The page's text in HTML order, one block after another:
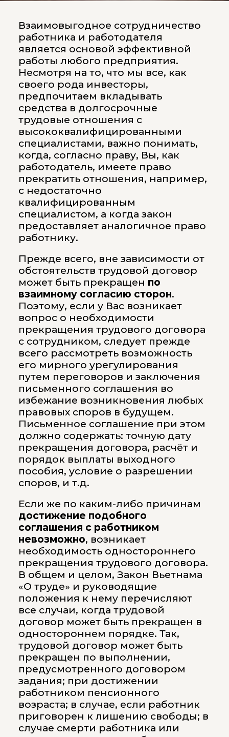
Взаимовыгодное сотрудничество
работника и работодателя
является основой эффективной
работы любого предприятия.
Несмотря на то, что мы все, как
своего рода инвесторы,
предпочитаем вкладывать
средства в долгосрочные
трудовые отношения с
высококвалифицированными
специалистами, важно понимать,
когда, согласно праву, Вы, как
работодатель, имеете право
прекратить отношения, например,
с недостаточно
квалифицированным
специалистом, а когда закон
предоставляет аналогичное право
работнику.
Прежде всего, вне зависимости от
обстоятельств трудовой договор
может быть прекращен по
взаимному согласию сторон.
Поэтому, если у Вас возникает
вопрос о необходимости
прекращения трудового договора
с сотрудником, следует прежде
всего рассмотреть возможность
его мирного урегулирования
путем переговоров и заключения
письменного соглашения во
избежание возникновения любых
правовых споров в будущем.
Письменное соглашение при этом
должно содержать: точную дату
прекращения договора, расчёт и
порядок выплаты выходного
пособия, условие о разрешении
споров, и т.д.
Если же по каким-либо причинам
достижение подобного
соглашения с работником
невозможно, возникает
необходимость одностороннего
прекращения трудового договора.
В общем и целом, Закон Вьетнама
«О труде» и руководящие
положения к нему перечисляют
все случаи, когда трудовой
договор может быть прекращен в
одностороннем порядке. Так,
трудовой договор может быть
прекращен по выполнении,
предусмотренного договором
задания; при достижении
работником пенсионного
возраста; в случае, если работник
приговорен к лишению свободы; в
случае смерти работника или